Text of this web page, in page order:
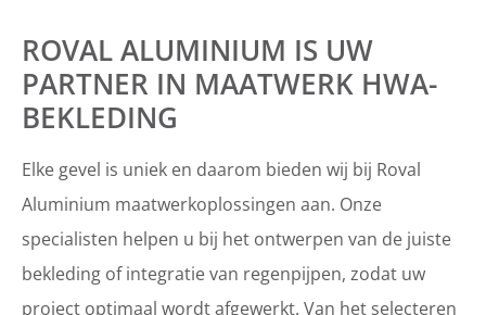
ROVAL ALUMINIUM IS UW
PARTNER IN MAATWERK HWA-
BEKLEDING
Elke gevel is uniek en daarom bieden wij bij Roval
Aluminium maatwerkoplossingen aan. Onze
specialisten helpen u bij het ontwerpen van de juiste
bekleding of integratie van regenpijpen, zodat uw
project optimaal wordt afgewerkt. Van het selecteren